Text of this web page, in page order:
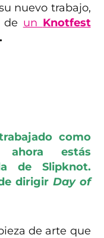
nuevo trabajo,
de un Knotfest
.
como
estás
de Slipknot.
dirigir Day of
de arte que